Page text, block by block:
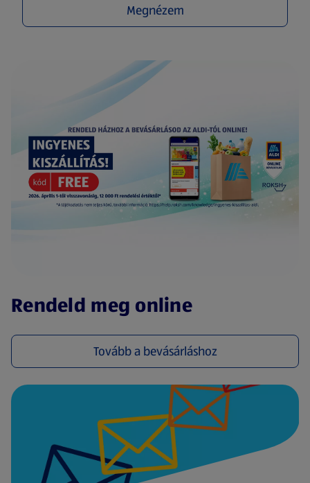
Megnézem
Rendeld meg online
Tovább a bevásárláshoz
(új oldalon nyílik meg)